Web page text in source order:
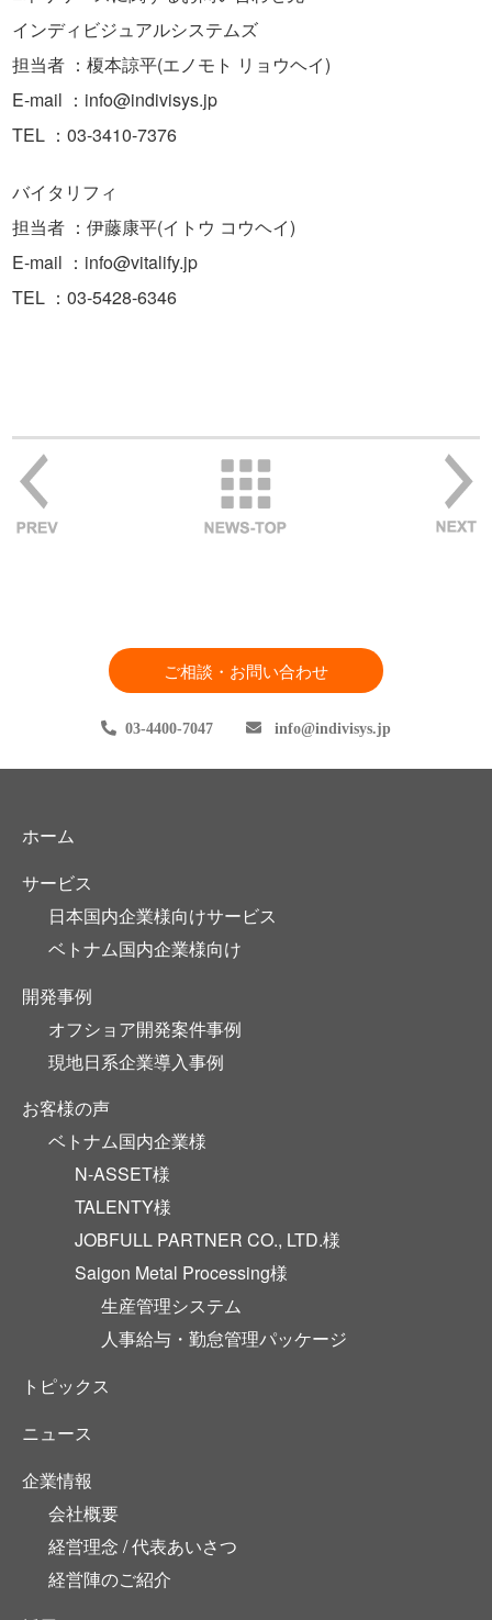
インディビジュアルシステムズ
担当者 ：榎本諒平(エノモト リョウヘイ)
E-mail ：info@indivisys.jp
TEL ：03-3410-7376
バイタリフィ
担当者 ：伊藤康平(イトウ コウヘイ)
E-mail ：info@vitalify.jp
TEL ：03-5428-6346
ご相談・お問い合わせ
03-4400-7047 info indivisys.jp
ホーム
サービス
日本国内企業様向けサービス
ベトナム国内企業様向け
開発事例
オフショア開発案件事例
現地日系企業導入事例
お客様の声
ベトナム国内企業様
N-ASSET様
TALENTY様
JOBFULL PARTNER CO., LTD.様
Saigon Metal Processing様
生産管理システム
人事給与・勤怠管理パッケージ
トピックス
ニュース
企業情報
会社概要
経営理念 / 代表あいさつ
経営陣のご紹介